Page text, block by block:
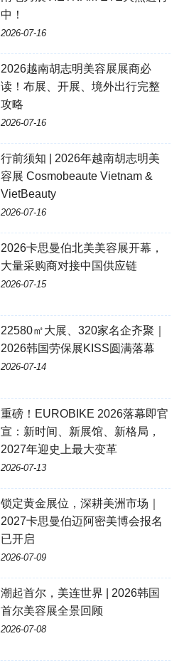
中！
2026-07-16
2026越南胡志明美容展展商必
读！布展、开展、境外出行完整
攻略
2026-07-16
行前须知 | 2026年越南胡志明美
容展 Cosmobeaute Vietnam &
VietBeauty
2026-07-16
2026卡思曼伯北美美容展开幕，
大量采购商对接中国供应链
2026-07-15
22580㎡大展、320家名企齐聚｜
2026韩国劳保展KISS圆满落幕
2026-07-14
重磅！EUROBIKE 2026落幕即官
宣：新时间、新展馆、新格局，
2027年迎史上最大变革
2026-07-13
锁定黄金展位，深耕美洲市场｜
2027卡思曼伯迈阿密美博会报名
已开启
2026-07-09
潮起首尔，美连世界 | 2026韩国
首尔美容展全景回顾
2026-07-08